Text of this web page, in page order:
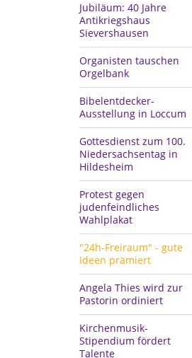
Jubiläum: 40 Jahre
Antikriegshaus
Sievershausen
Organisten tauschen
Orgelbank
Bibelentdecker-
Ausstellung in Loccum
Gottesdienst zum 100.
Niedersachsentag in
Hildesheim
Protest gegen
judenfeindliches
Wahlplakat
"24h-Freiraum" - gute
Ideen prämiert
Angela Thies wird zur
Pastorin ordiniert
Kirchenmusik-
Stipendium fördert
Talente